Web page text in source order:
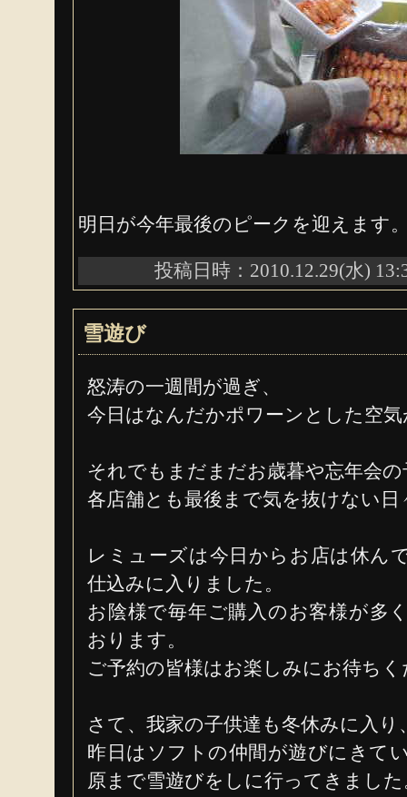
明日が今年最後のピークを迎えます
投稿日時：2010.12.29(水)
雪遊び
怒涛の一週間が過ぎ、
今日はなんだかポワーンとした空
それでもまだまだお歳暮や忘年会
各店舗とも最後まで気を抜けない日
レミューズは今日からお店は休ん
仕込みに入りました。
お陰様で毎年ご購入のお客様が多
おります。
ご予約の皆様はお楽しみにお待ち
さて、我家の子供達も冬休みに入り
昨日はソフトの仲間が遊びにきて
原まで雪遊びをしに行ってきました